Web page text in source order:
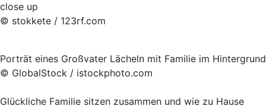
close up
© stokkete / 123rf.com
Porträt eines Großvater Lächeln mit Familie im Hintergrund
© GlobalStock / istockphoto.com
Glückliche Familie sitzen zusammen und wie zu Hause